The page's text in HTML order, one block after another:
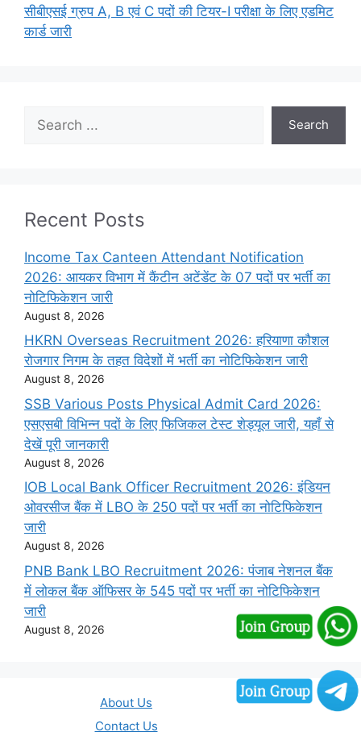
सीबीएसई ग्रुप A, B एवं C पदों की टियर-I परीक्षा के लिए एडमिट
कार्ड जारी
Search
Recent Posts
Income Tax Canteen Attendant Notification
2026: आयकर विभाग में कैंटीन अटेंडेंट के 07 पदों पर भर्ती का
नोटिफिकेशन जारी
August 8, 2026
HKRN Overseas Recruitment 2026: हरियाणा कौशल
रोजगार निगम के तहत विदेशों में भर्ती का नोटिफिकेशन जारी
August 8, 2026
SSB Various Posts Physical Admit Card 2026:
एसएसबी विभिन्न पदों के लिए फिजिकल टेस्ट शेड्यूल जारी, यहाँ से
देखें पूरी जानकारी
August 8, 2026
IOB Local Bank Officer Recruitment 2026: इंडियन
ओवरसीज बैंक में LBO के 250 पदों पर भर्ती का नोटिफिकेशन
जारी
August 8, 2026
PNB Bank LBO Recruitment 2026: पंजाब नेशनल बैंक
में लोकल बैंक ऑफिसर के 545 पदों पर भर्ती का नोटिफिकेशन
जारी
August 8, 2026
About Us
Contact Us